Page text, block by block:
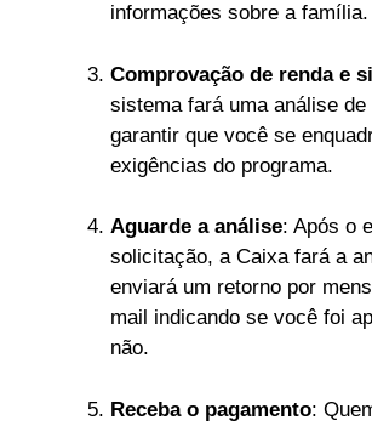
informações sobre a família.
Comprovação de renda e
sistema fará uma análise de
garantir que você se
exigências do programa.
Aguarde a análise: Após o
solicitação, a Caixa fará a
enviará um retorno por
mail indicando se você foi
não.
Receba o pagamento: